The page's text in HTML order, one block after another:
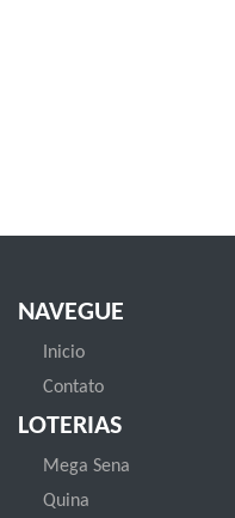
NAVEGUE
Inicio
Contato
LOTERIAS
Mega Sena
Quina